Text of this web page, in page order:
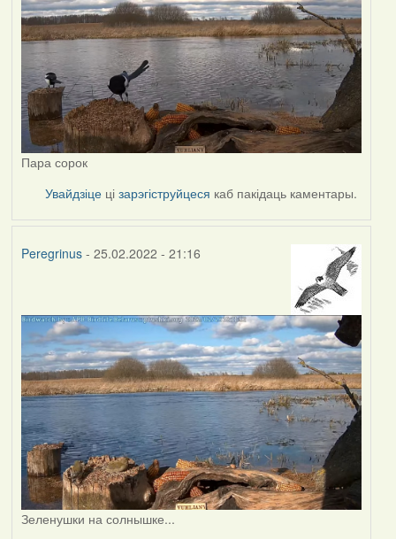
Пара сорок
Увайдзіце цізарэгіструйцеся каб пакідаць каментары.
Peregrinus- 25.02.2022 - 21:16
Зеленушки на солнышке...